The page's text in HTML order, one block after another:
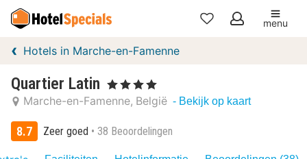
Mijn
menu
Hotels in Marche-en-Famenne
Quartier Latin , 4 Sterren
Marche-en-Famenne België - Bekijk op kaart
8.7 Zeer goed 38 Beoordelingen